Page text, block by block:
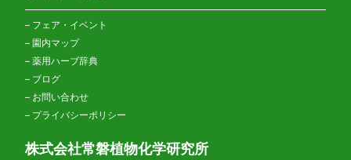
– フェア・イベント
– 園内マップ
– 薬用ハーブ辞典
– ブログ
– お問い合わせ
– プライバシーポリシー
株式会社常磐植物化学研究所